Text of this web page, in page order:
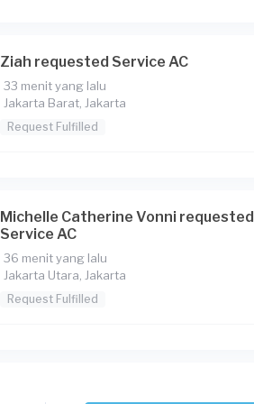
Ziah requested Service AC
33 menit yang lalu
Jakarta Barat, Jakarta
Request Fulfilled
Michelle Catherine Vonni requested
Service AC
36 menit yang lalu
Jakarta Utara, Jakarta
Request Fulfilled